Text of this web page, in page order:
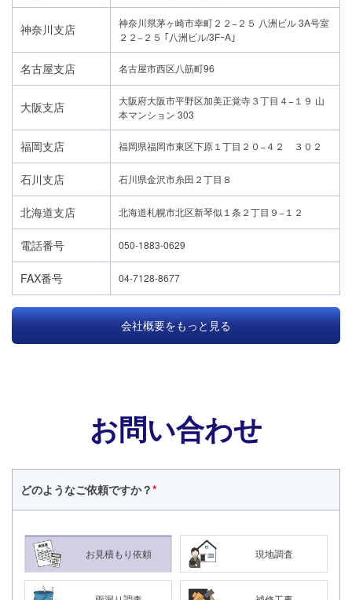
神奈川支店
神奈川県茅ヶ崎市幸町２２−２５ 八洲ビル 3A号室
２２−２５ ｢八洲ビル/3FｰA｣
名古屋支店 名古屋市西区八筋町96
大阪支店
大阪府大阪市平野区加美正覚寺３丁目４−１９ 山
本マンション 303
福岡支店 福岡県福岡市東区下原１丁目２０−４２ ３０２
石川支店 石川県金沢市糸田２丁目８
北海道支店 北海道札幌市北区新琴似１条２丁目９−１２
電話番号 050-1883-0629
FAX番号 04-7128-8677
会社概要をもっと見る
お問い合わせ
どのようなご依頼ですか？*
お見積もり依頼 現地調査